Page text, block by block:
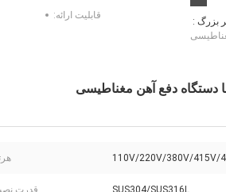
بزرگ :
قابلیت ارائه:
دستگاه دفع آهن مغناطیسی
110V/220V/380V/415V/